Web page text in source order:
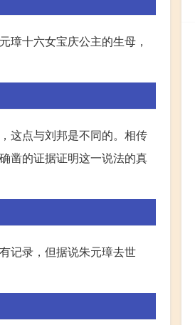
璋十六女宝庆公主的生母，
这点与刘邦是不同的。相传
凿的证据证明这一说法的真
记录，但据说朱元璋去世